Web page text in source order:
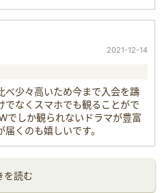
2021-12-14
べ少々高いため今まで入会を躊
でなくスマホでも観ることがで
でしか観られないドラマが豊富
くのも嬉しいです。
を読む